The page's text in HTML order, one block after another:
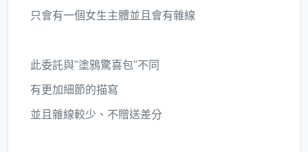
只會有一個女生主體並且會有雜線
此委託與"塗鴉驚喜包"不同
有更加細節的描寫
並且雜線較少、不贈送差分